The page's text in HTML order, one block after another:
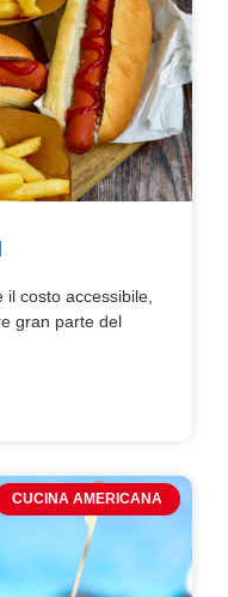
costo accessibile,
gran parte del
CUCINA AMERICANA